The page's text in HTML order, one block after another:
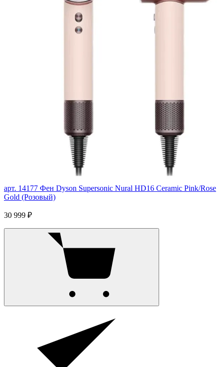
арт. 14177 Фен Dyson Supersonic Nural HD16 Ceramic Pink/Rose
Gold (Розовый)
30 999 ₽